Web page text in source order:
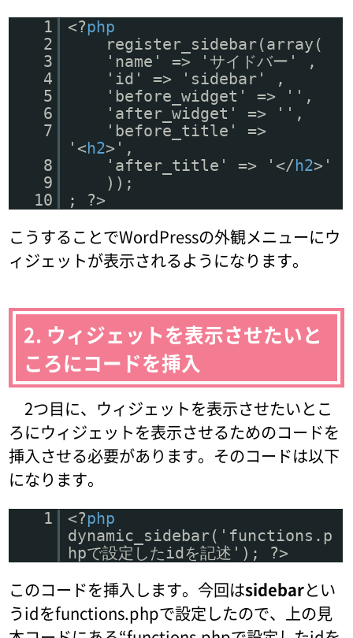
1 <?php
2
register_sidebar(array(
3
'name' => 'サイドバー' ,
4
'id' => 'sidebar' ,
5
'before_widget' => '',
6
'after_widget' => '',
7
'before_title' =>
'<h2>',
8
'after_title' => '</h2>'
9
));
10
; ?>
こうすることでWordPressの外観メニューにウ
ィジェットが表示されるようになります。
2. ウィジェットを表示させたいと
ころにコードを挿入
2つ目に、ウィジェットを表示させたいとこ
ろにウィジェットを表示させるためのコードを
挿入させる必要があります。そのコードは以下
になります。
1 <?php
dynamic_sidebar('functions.p
hpで設定したidを記述'); ?>
このコードを挿入します。今回はsidebarとい
うidをfunctions.phpで設定したので、上の見